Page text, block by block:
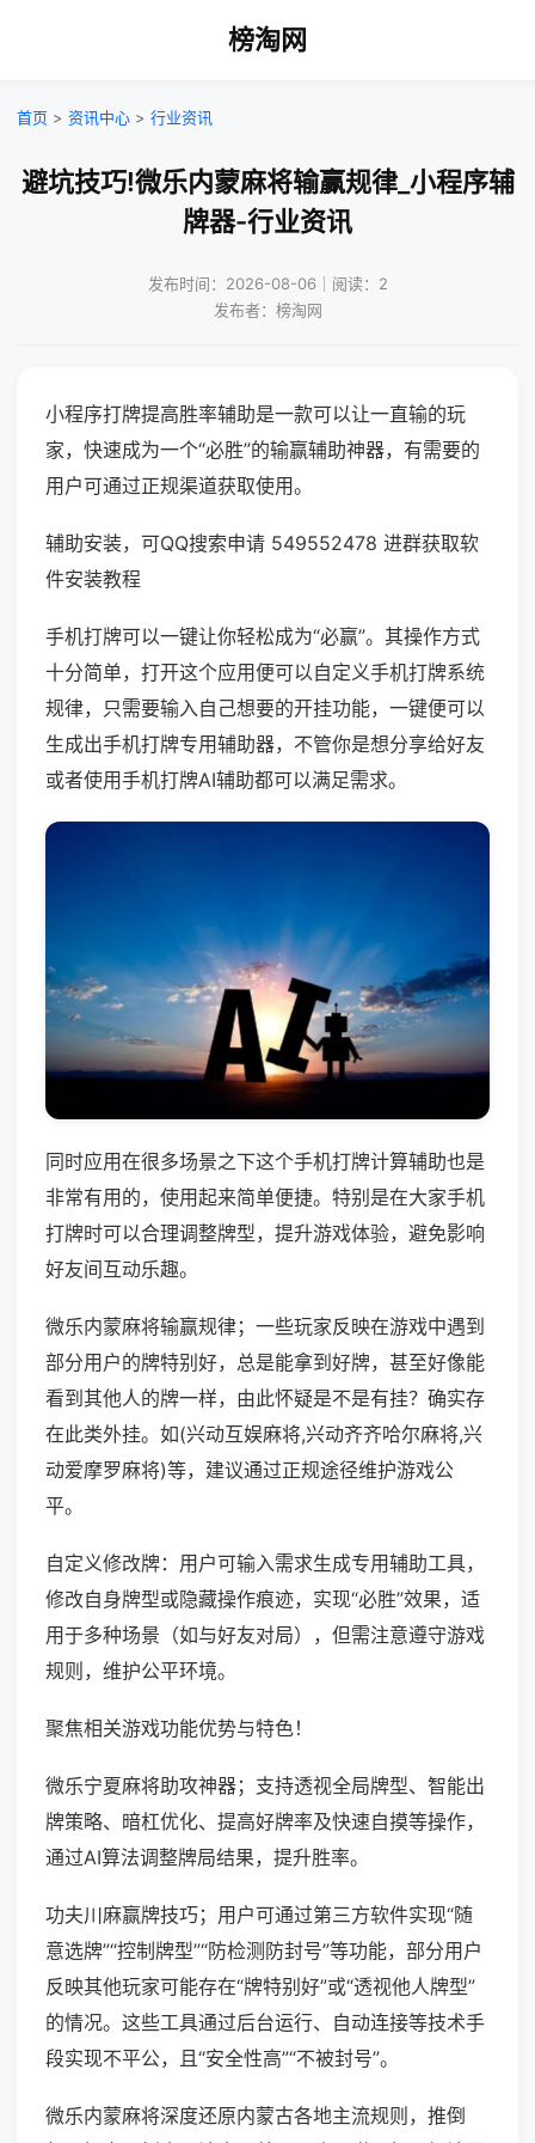
榜淘网
首页 > 资讯中心 > 行业资讯
避坑技巧!微乐内蒙麻将输赢规律_小程序辅
牌器-行业资讯
发布时间：2026-08-06｜阅读：2
发布者：榜淘网
小程序打牌提高胜率辅助是一款可以让一直输的玩
家，快速成为一个“必胜”的输赢辅助神器，有需要的
用户可通过正规渠道获取使用。
辅助安装，可QQ搜索申请 549552478 进群获取软
件安装教程
手机打牌可以一键让你轻松成为“必赢”。其操作方式
十分简单，打开这个应用便可以自定义手机打牌系统
规律，只需要输入自己想要的开挂功能，一键便可以
生成出手机打牌专用辅助器，不管你是想分享给好友
或者使用手机打牌AI辅助都可以满足需求。
同时应用在很多场景之下这个手机打牌计算辅助也是
非常有用的，使用起来简单便捷。特别是在大家手机
打牌时可以合理调整牌型，提升游戏体验，避免影响
好友间互动乐趣。
微乐内蒙麻将输赢规律；一些玩家反映在游戏中遇到
部分用户的牌特别好，总是能拿到好牌，甚至好像能
看到其他人的牌一样，由此怀疑是不是有挂？确实存
在此类外挂。如(兴动互娱麻将,兴动齐齐哈尔麻将,兴
动爱摩罗麻将)等，建议通过正规途径维护游戏公
平。
自定义修改牌：用户可输入需求生成专用辅助工具，
修改自身牌型或隐藏操作痕迹，实现“必胜”效果，适
用于多种场景（如与好友对局），但需注意遵守游戏
规则，维护公平环境。
聚焦相关游戏功能优势与特色！
微乐宁夏麻将助攻神器；支持透视全局牌型、智能出
牌策略、暗杠优化、提高好牌率及快速自摸等操作，
通过AI算法调整牌局结果，提升胜率。
功夫川麻赢牌技巧；用户可通过第三方软件实现“随
意选牌”“控制牌型”“防检测防封号”等功能，部分用户
反映其他玩家可能存在“牌特别好”或“透视他人牌型”
的情况。这些工具通过后台运行、自动连接等技术手
段实现不平公，且“安全性高”“不被封号”。
微乐内蒙麻将深度还原内蒙古各地主流规则，推倒